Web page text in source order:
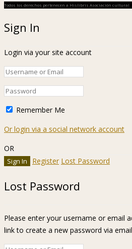
Todos los derechos pertenecen a Hislibris Asociación cultural
Sign In
Login via your site account
Remember Me
Or login via a social network account
OR
Register Lost Password
Lost Password
Please enter your username or email
link to create a new password via